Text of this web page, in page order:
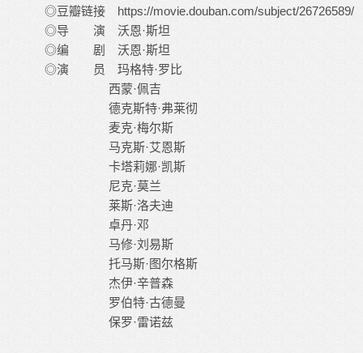
◎豆瓣链接 https://movie.douban.com/subject/26726589/
◎导 演 沃恩·斯坦
◎编 剧 沃恩·斯坦
◎演 员 玛格特·罗比
西蒙·佩吉
德克斯特·弗莱彻
麦克·梅尔斯
马克斯·艾恩斯
卡塔莉娜·凯斯
尼克·莫兰
莱斯·洛夫迪
卓丹·邓
马修·刘易斯
托马斯·图尔格斯
杰伊·辛普森
罗伯特·古德曼
保罗·雷诺兹